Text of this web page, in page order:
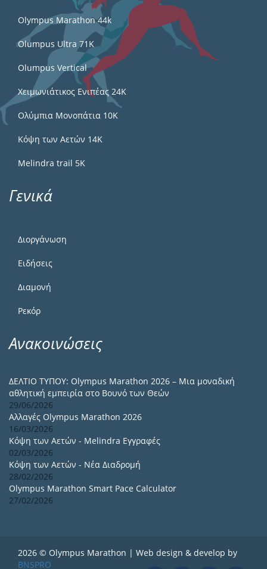
Olympus Marathon 44k
Olumpus Ultra 71K
Olumpus Vertical
Χειμωνιάτικος Ενιπέας 24Κ
Ολύμπια Μονοπάτια 10Κ
Κόψη των Αετών 14Κ
Melindra trail 5Κ
Γενικά
Διοργάνωση
Ειδήσεις
Διαμονή
Ρεκόρ
Ανακοινώσεις
ΔΕΛΤΙΟ ΤΥΠΟΥ: Olympus Marathon 2026 – Μια μοναδική
αθλητική εμπειρία στο Βουνό των Θεών
29/06/2026
Αλλαγές Olympus Marathon 2026
16/03/2026
Κόψη των Αετών - Melindra Εγγραφές
02/03/2026
Κόψη των Αετών - Νέα Διαδρομή
28/02/2026
Olympus Marathon Smart Pace Calculator
27/02/2026
2026 © Olympus Marathon | Web design & develop by
BNSPRO